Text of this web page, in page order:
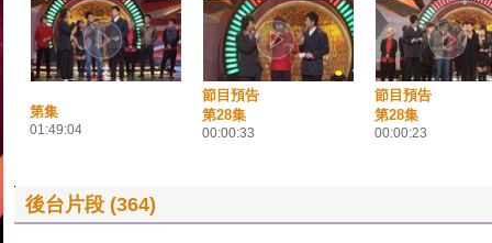
第集
01:49:04
節目預告
第28集
00:00:33
節目預告
第28集
00:00:23
後台片段 (364)